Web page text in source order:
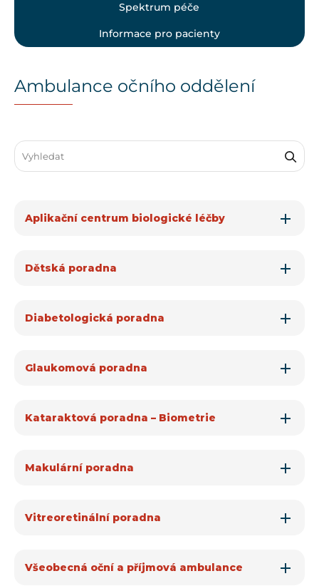
Spektrum péče
Informace pro pacienty
Ambulance očního oddělení
Search through FAQ items. Results will update as you type.
Aplikační centrum biologické léčby
Dětská poradna
Diabetologická poradna
Glaukomová poradna
Kataraktová poradna – Biometrie
Makulární poradna
Vitreoretinální poradna
Všeobecná oční a příjmová ambulance